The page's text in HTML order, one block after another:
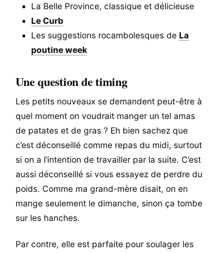
La Belle Province, classique et délicieuse
Le Curb
Les suggestions rocambolesques de La
poutine week
Une question de timing
Les petits nouveaux se demandent peut-être à
quel moment on voudrait manger un tel amas
de patates et de gras ? Eh bien sachez que
c’est déconseillé comme repas du midi, surtout
si on a l’intention de travailler par la suite. C’est
aussi déconseillé si vous essayez de perdre du
poids. Comme ma grand-mère disait, on en
mange seulement le dimanche, sinon ça tombe
sur les hanches.
Par contre, elle est parfaite pour soulager les